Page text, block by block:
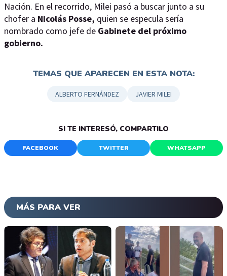
Nación. En el recorrido, Milei pasó a buscar junto a su
chofer a Nicolás Posse, quien se especula sería
nombrado como jefe de Gabinete del próximo
gobierno.
TEMAS QUE APARECEN EN ESTA NOTA:
ALBERTO FERNÁNDEZ JAVIER MILEI
SI TE INTERESÓ, COMPARTILO
FACEBOOK TWITTER WHATSAPP
MÁS PARA VER